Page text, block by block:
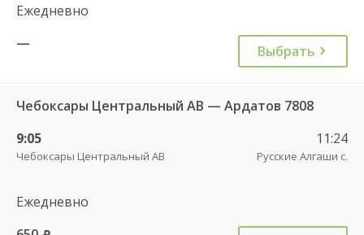
Ежедневно
—
Выбрать
Чебоксары Центральный АВ — Ардатов 7808
9:05
Чебоксары Центральный АВ
11:24
Русские Алгаши с.
Ежедневно